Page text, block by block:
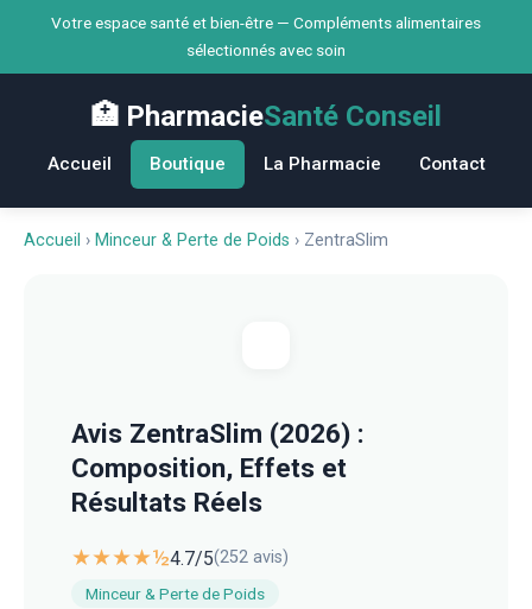
Votre espace santé et bien-être — Compléments alimentaires
sélectionnés avec soin
🏥 PharmacieSanté Conseil
Accueil Boutique La Pharmacie Contact
Accueil › Minceur & Perte de Poids › ZentraSlim
Avis ZentraSlim (2026) :
Composition, Effets et
Résultats Réels
★★★★½4.7/5(252 avis)
Minceur & Perte de Poids